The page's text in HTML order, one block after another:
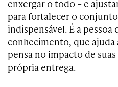
enxergar o todo – e
para fortalecer o
indispensável. É a
conhecimento, que
pensa no impacto de
própria entrega.